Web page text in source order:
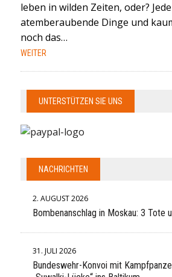
leben in wilden Zeiten, oder?
atemberaubende Dinge und
noch das…
WEITER
UNTERSTÜTZEN SIE UNS
NACHRICHTEN
2. AUGUST 2026
Bombenanschlag in Moskau: 3 Tote
31. JULI 2026
Bundeswehr-Konvoi mit